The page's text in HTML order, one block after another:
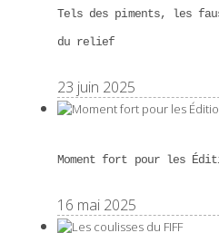
Tels des piments, les
du relief
23 juin 2025
Moment fort pour les
16 mai 2025